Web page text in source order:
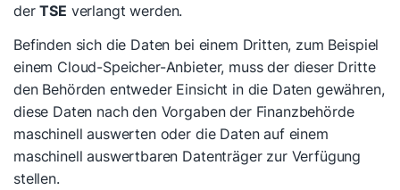
derTSE verlangt werden.
Befinden sich die Daten bei einem Dritten, zum Beispiel
einem Cloud-Speicher-Anbieter, muss der dieser Dritte
den Behörden entweder Einsicht in die Daten gewähren,
diese Daten nach den Vorgaben der Finanzbehörde
maschinell auswerten oder die Daten auf einem
maschinell auswertbaren Datenträger zur Verfügung
stellen.